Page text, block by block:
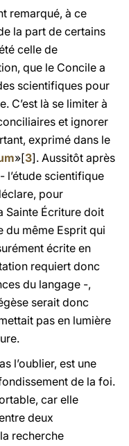
remarqué, à ce
la part de certains
celle de
que le Concile a
scientifiques pour
C’est là se limiter à
et ignorer
exprimé dans le
»[3]. Aussitôt après
l’étude scientifique
pour
Sainte Écriture doit
du même Esprit qui
écrite en
requiert donc
du langage -,
serait donc
pas en lumière
l’oublier, est une
de la foi.
car elle
deux
recherche